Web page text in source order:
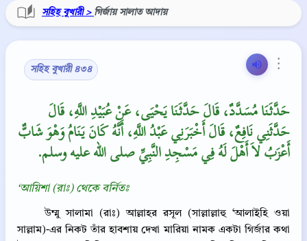
সহিহ বুখারী > গির্জায় সালাত আদায়
⋮
সহিহ বুখারী ৪৩৪
حَدَّثَنَا مُسَدَّدٌ، قَالَ حَدَّثَنَا يَحْيَى، عَنْ عُبَيْدِ اللَّهِ، قَالَ
حَدَّثَنِي نَافِعٌ، قَالَ أَخْبَرَنِي عَبْدُ اللَّهِ، أَنَّهُ كَانَ يَنَامُ وَهْوَ شَابٌّ
أَعْزَبُ لاَ أَهْلَ لَهُ فِي مَسْجِدِ النَّبِيِّ صلى الله عليه وسلم‏.‏
‘আয়িশা (রাঃ) থেকে বর্নিতঃ
উম্মু সালামা (রাঃ) আল্লাহর রসূল (সাল্লাল্লাহু ‘আলাইহি ওয়া
সাল্লাম)-এর নিকট তাঁর হাবশায় দেখা মারিয়া নামক একটা গির্জার কথা